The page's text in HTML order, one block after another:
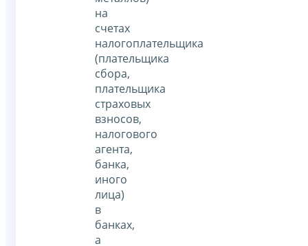
на
счетах
налогоплательщика
(плательщика
сбора,
плательщика
страховых
взносов,
налогового
агента,
банка,
иного
лица)
в
банках,
а